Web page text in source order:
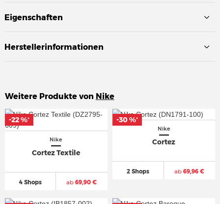
Eigenschaften
Herstellerinformationen
Weitere Produkte von Nike
Nike
Cortez Textile
4 Shops ab 69,90 €
-22 %*
-22 %*
Nike
Cortez
2 Shops ab 69,96 €
-30 %*
-30 %*